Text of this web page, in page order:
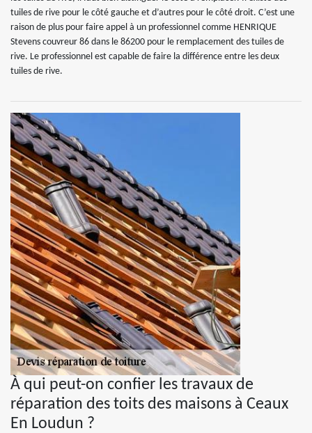
tuiles de rive pour le côté gauche et d’autres pour le côté droit. C’est une
raison de plus pour faire appel à un professionnel comme HENRIQUE
Stevens couvreur 86 dans le 86200 pour le remplacement des tuiles de
rive. Le professionnel est capable de faire la différence entre les deux
tuiles de rive.
À qui peut-on confier les travaux de
réparation des toits des maisons à Ceaux
En Loudun ?